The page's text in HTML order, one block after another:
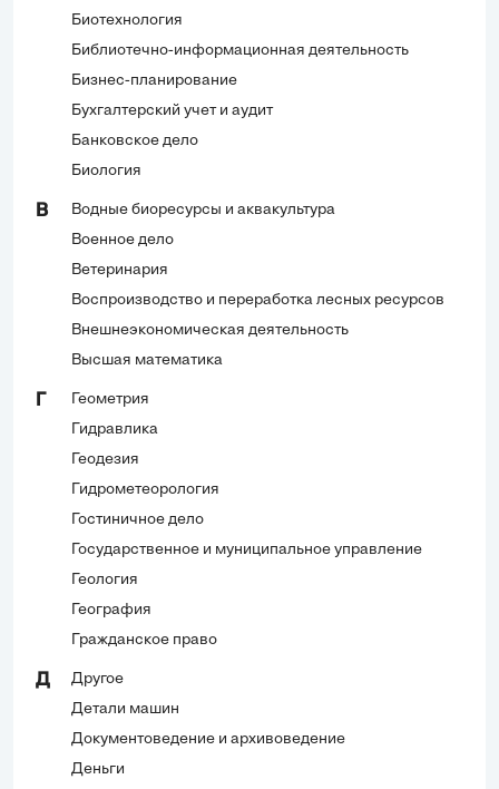
Биотехнология
Библиотечно-информационная деятельность
Бизнес-планирование
Бухгалтерский учет и аудит
Банковское дело
Биология
В
Водные биоресурсы и аквакультура
Военное дело
Ветеринария
Воспроизводство и переработка лесных ресурсов
Внешнеэкономическая деятельность
Высшая математика
Геометрия
Гидравлика
Геодезия
Гидрометеорология
Гостиничное дело
Государственное и муниципальное управление
Геология
География
Гражданское право
Д
Другое
Детали машин
Документоведение и архивоведение
Деньги